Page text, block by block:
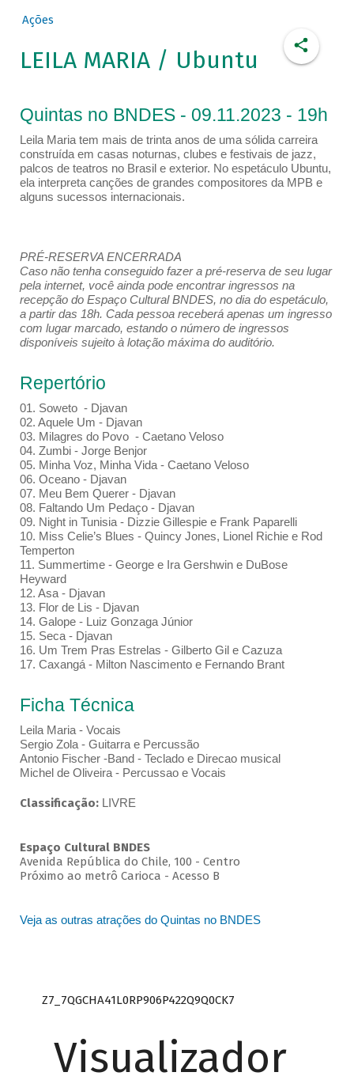
Ações
LEILA MARIA / Ubuntu
Quintas no BNDES - 09.11.2023 - 19h
Leila Maria tem mais de trinta anos de uma sólida carreira
construída em casas noturnas, clubes e festivais de jazz,
palcos de teatros no Brasil e exterior. No espetáculo Ubuntu,
ela interpreta canções de grandes compositores da MPB e
alguns sucessos internacionais.
PRÉ-RESERVA ENCERRADA
Caso não tenha conseguido fazer a pré-reserva de seu lugar
pela internet, você ainda pode encontrar ingressos na
recepção do Espaço Cultural BNDES, no dia do espetáculo,
a partir das 18h. Cada pessoa receberá apenas um ingresso
com lugar marcado, estando o número de ingressos
disponíveis sujeito à lotação máxima do auditório.
Repertório
01. Soweto - Djavan
02. Aquele Um - Djavan
03. Milagres do Povo - Caetano Veloso
04. Zumbi - Jorge Benjor
05. Minha Voz, Minha Vida - Caetano Veloso
06. Oceano - Djavan
07. Meu Bem Querer - Djavan
08. Faltando Um Pedaço - Djavan
09. Night in Tunisia - Dizzie Gillespie e Frank Paparelli
10. Miss Celie’s Blues - Quincy Jones, Lionel Richie e Rod
Temperton
11. Summertime - George e Ira Gershwin e DuBose
Heyward
12. Asa - Djavan
13. Flor de Lis - Djavan
14. Galope - Luiz Gonzaga Júnior
15. Seca - Djavan
16. Um Trem Pras Estrelas - Gilberto Gil e Cazuza
17. Caxangá - Milton Nascimento e Fernando Brant
Ficha Técnica
Leila Maria - Vocais
Sergio Zola - Guitarra e Percussão
Antonio Fischer -Band - Teclado e Direcao musical
Michel de Oliveira - Percussao e Vocais
Classificação: LIVRE
Espaço Cultural BNDES
Avenida República do Chile, 100 - Centro
Próximo ao metrô Carioca - Acesso B
Veja as outras atrações do Quintas no BNDES
Z7_7QGCHA41L0RP906P422Q9Q0CK7
Visualizador